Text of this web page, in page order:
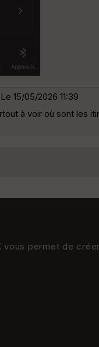
15/05/2026 11:39
à voir où sont les
vous permet de